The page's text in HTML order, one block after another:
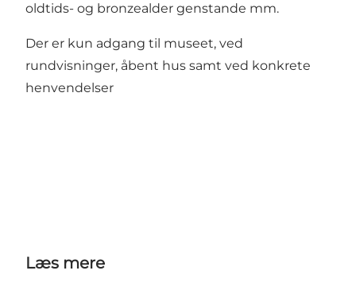
oldtids- og bronzealder genstande mm.
Der er kun adgang til museet, ved
rundvisninger, åbent hus samt ved konkrete
henvendelser
Læs mere